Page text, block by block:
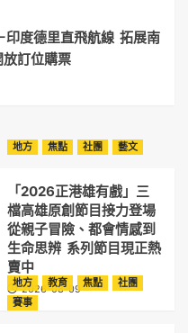
印度德里直飛航線 拓展南
放訂位購票
地方 焦點 社團 藝文
「2026正港雄有戲」三
檔高雄原創節目接力登場
從親子冒險、都會情感到
生命思辨 系列節目現正熱
賣中
2026-08-09
地方 教育 焦點
社團
賽事